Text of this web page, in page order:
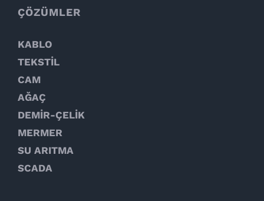
ÇÖZÜMLER
KABLO
TEKSTİL
CAM
AĞAÇ
DEMİR-ÇELİK
MERMER
SU ARITMA
SCADA